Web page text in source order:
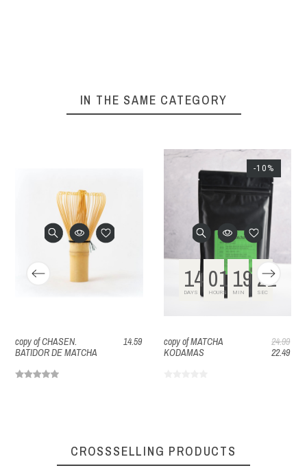
IN THE SAME CATEGORY
copy of CHASEN.
BATIDOR DE MATCHA
14.59
146
DAYS 01
HOURS 19
MIN 21
SEC
copy of MATCHA
KODAMAS
24.99
22.49
-10%
CROSSSELLING PRODUCTS